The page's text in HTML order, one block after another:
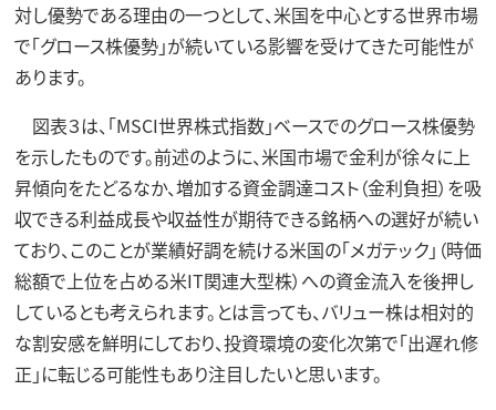
対し優勢である理由の一つとして、米国を中心とする世界市場
で「グロース株優勢」が続いている影響を受けてきた可能性が
あります。
図表３は、「MSCI世界株式指数」ベースでのグロース株優勢
を示したものです。前述のように、米国市場で金利が徐々に上
昇傾向をたどるなか、増加する資金調達コスト（金利負担）を吸
収できる利益成長や収益性が期待できる銘柄への選好が続い
ており、このことが業績好調を続ける米国の「メガテック」（時価
総額で上位を占める米IT関連大型株）への資金流入を後押し
しているとも考えられます。とは言っても、バリュー株は相対的
な割安感を鮮明にしており、投資環境の変化次第で「出遅れ修
正」に転じる可能性もあり注目したいと思います。